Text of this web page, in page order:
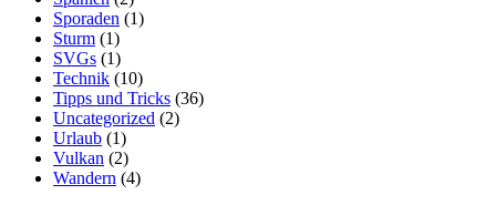
Sporaden (1)
Sturm (1)
SVGs (1)
Technik (10)
Tipps und Tricks (36)
Uncategorized (2)
Urlaub (1)
Vulkan (2)
Wandern (4)